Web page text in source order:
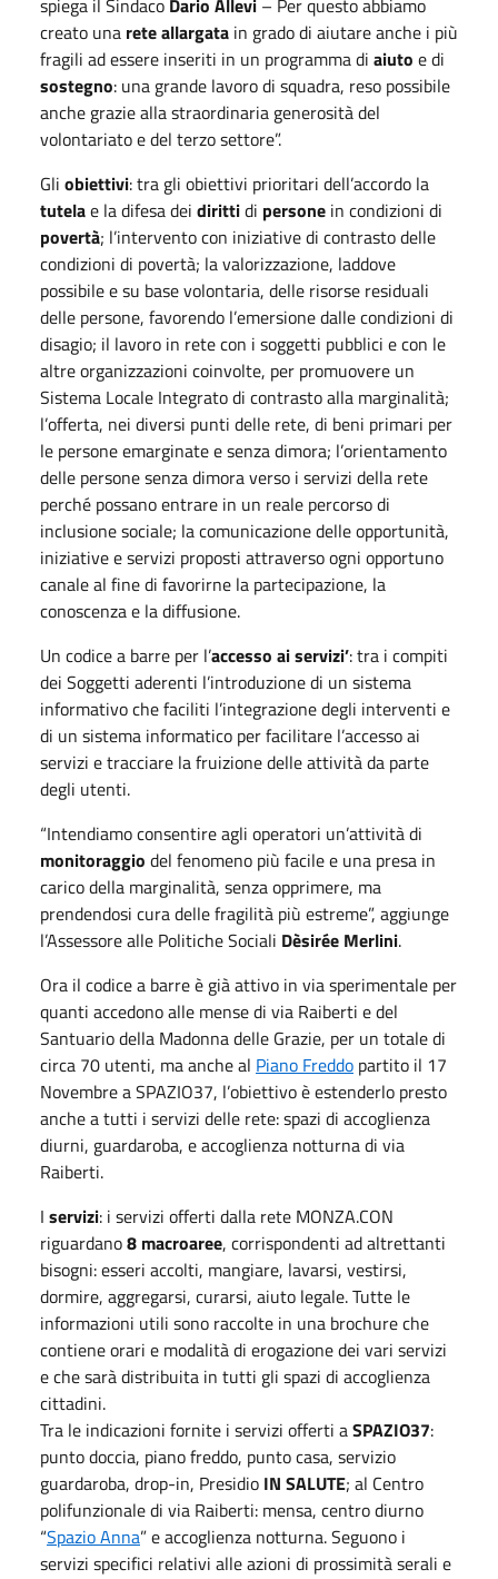
spiega il Sindaco Dario Allevi – Per questo abbiamo
creato una rete allargata in grado di aiutare anche i più
fragili ad essere inseriti in un programma di aiuto e di
sostegno: una grande lavoro di squadra, reso possibile
anche grazie alla straordinaria generosità del
volontariato e del terzo settore”.
Gli obiettivi: tra gli obiettivi prioritari dell’accordo la
tutelae la difesa dei dirittidi persone in condizioni di
povertà; l’intervento con iniziative di contrasto delle
condizioni di povertà; la valorizzazione, laddove
possibile e su base volontaria, delle risorse residuali
delle persone, favorendo l’emersione dalle condizioni di
disagio; il lavoro in rete con i soggetti pubblici e con le
altre organizzazioni coinvolte, per promuovere un
Sistema Locale Integrato di contrasto alla marginalità;
l’offerta, nei diversi punti delle rete, di beni primari per
le persone emarginate e senza dimora; l’orientamento
delle persone senza dimora verso i servizi della rete
perché possano entrare in un reale percorso di
inclusione sociale; la comunicazione delle opportunità,
iniziative e servizi proposti attraverso ogni opportuno
canale al fine di favorirne la partecipazione, la
conoscenza e la diffusione.
Un codice a barre per l’accesso ai servizi’: tra i compiti
dei Soggetti aderenti l’introduzione di un sistema
informativo che faciliti l’integrazione degli interventi e
di un sistema informatico per facilitare l’accesso ai
servizi e tracciare la fruizione delle attività da parte
degli utenti.
“Intendiamo consentire agli operatori un’attività di
monitoraggio del fenomeno più facile e una presa in
carico della marginalità, senza opprimere, ma
prendendosi cura delle fragilità più estreme”, aggiunge
l’Assessore alle Politiche Sociali Dèsirée Merlini.
Ora il codice a barre è già attivo in via sperimentale per
quanti accedono alle mense di via Raiberti e del
Santuario della Madonna delle Grazie, per un totale di
circa 70 utenti, ma anche al Piano Freddo partito il 17
Novembre a SPAZIO37, l’obiettivo è estenderlo presto
anche a tutti i servizi delle rete: spazi di accoglienza
diurni, guardaroba, e accoglienza notturna di via
Raiberti.
I servizi: i servizi offerti dalla rete MONZA.CON
riguardano8 macroaree, corrispondenti ad altrettanti
bisogni: esseri accolti, mangiare, lavarsi, vestirsi,
dormire, aggregarsi, curarsi, aiuto legale. Tutte le
informazioni utili sono raccolte in una brochure che
contiene orari e modalità di erogazione dei vari servizi
e che sarà distribuita in tutti gli spazi di accoglienza
cittadini.
Tra le indicazioni fornite i servizi offerti aSPAZIO37:
punto doccia, piano freddo, punto casa, servizio
guardaroba, drop-in, Presidio IN SALUTE; al Centro
polifunzionale di via Raiberti: mensa, centro diurno
“Spazio Anna” e accoglienza notturna. Seguono i
servizi specifici relativi alle azioni di prossimità serali e